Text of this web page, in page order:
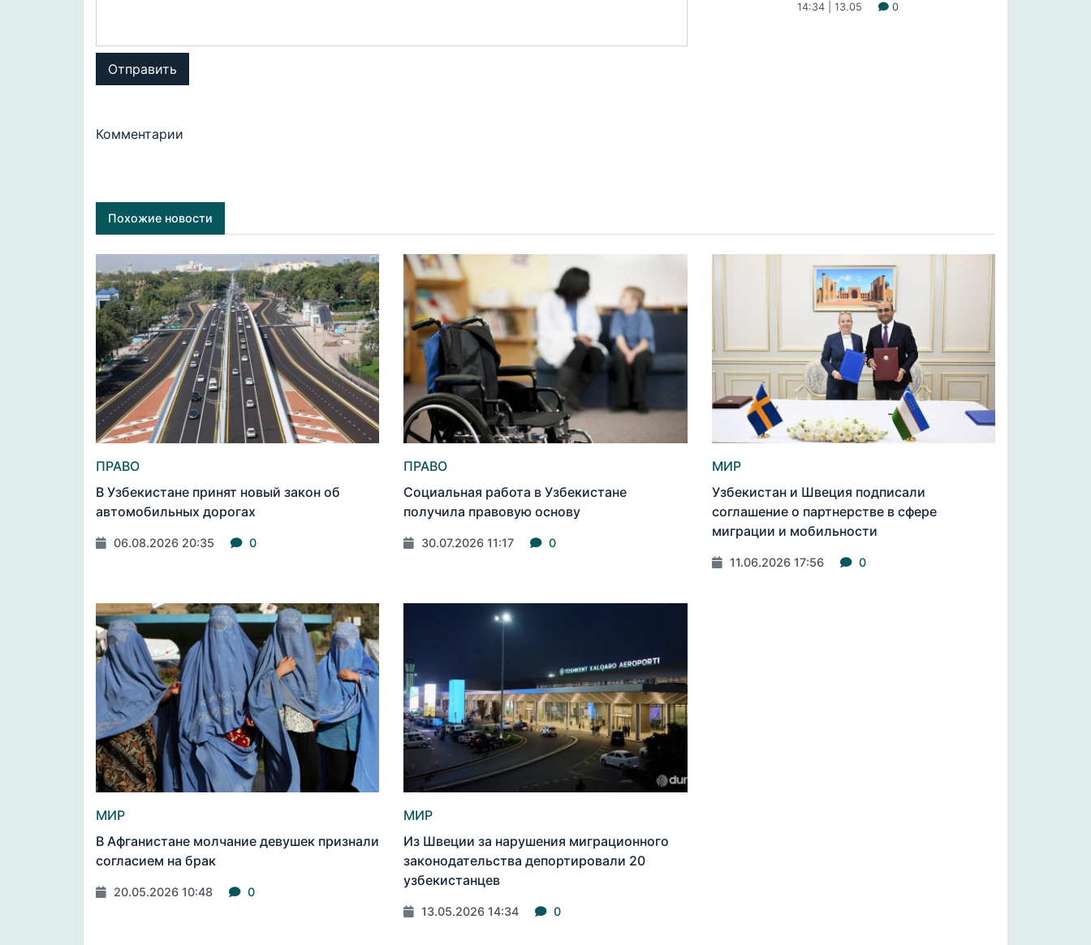
Отправить
Комментарии
14:34 | 13.05 0
Похожие новости
ПРАВО
В Узбекистане принят новый закон об
автомобильных дорогах
06.08.2026 20:35 0
ПРАВО
Социальная работа в Узбекистане
получила правовую основу
30.07.2026 11:17 0
МИР
Узбекистан и Швеция подписали
соглашение о партнерстве в сфере
миграции и мобильности
11.06.2026 17:56 0
МИР
В Афганистане молчание девушек признали
согласием на брак
20.05.2026 10:48 0
МИР
Из Швеции за нарушения миграционного
законодательства депортировали 20
узбекистанцев
13.05.2026 14:34 0